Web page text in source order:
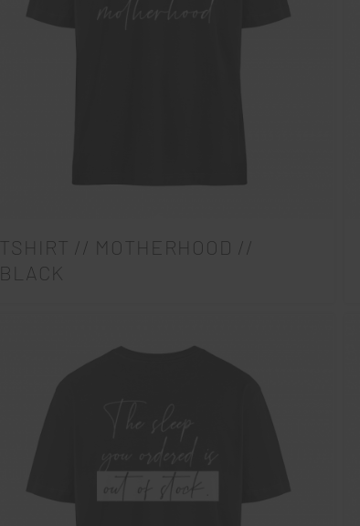
TSHIRT // MOTHERHOOD //
BLACK